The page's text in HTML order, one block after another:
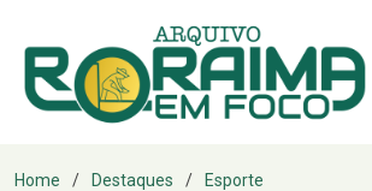
Home Destaques
Esporte